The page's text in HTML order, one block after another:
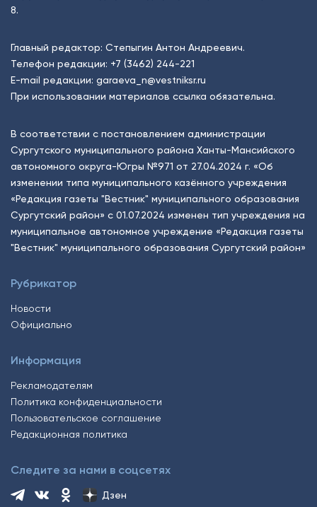
8.
Главный редактор: Степыгин Антон Андреевич.
Телефон редакции: +7 (3462) 244-221
E-mail редакции: garaeva_n@vestniksr.ru
При использовании материалов ссылка обязательна.
В соответствии с постановлением администрации
Сургутского муниципального района Ханты-Мансийского
автономного округа-Югры №971 от 27.04.2024 г. «Об
изменении типа муниципального казённого учреждения
«Редакция газеты "Вестник" муниципального образования
Сургутский район» с 01.07.2024 изменен тип учреждения на
муниципальное автономное учреждение «Редакция газеты
"Вестник" муниципального образования Сургутский район»
Рубрикатор
Новости
Официально
Информация
Рекламодателям
Политика конфиденциальности
Пользовательское соглашение
Редакционная политика
Следите за нами в соцсетях
Дзен